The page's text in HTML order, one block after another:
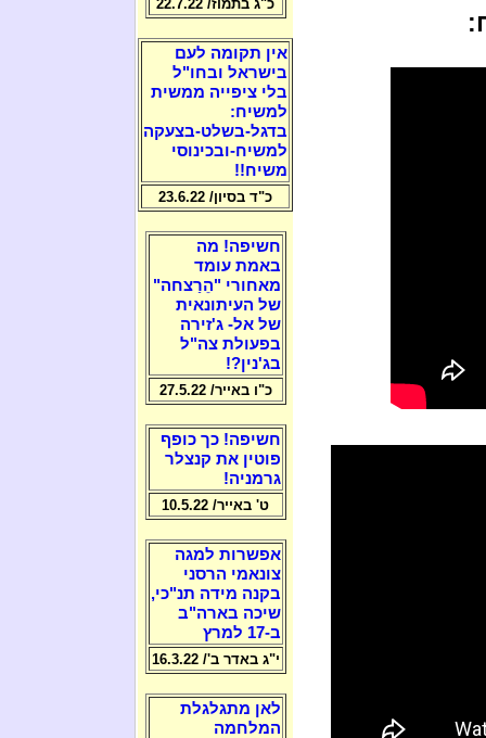
כ"ג בתמוז/ 22.7.22
אין תקומה לעם
בישראל ובחו"ל
בלי ציפייה ממשית
למשיח:
בדגל-בשלט-בצעקה
למשיח-ובכינוסי
משיח!!
כ"ד בסיון/ 23.6.22
חשיפה! מה
באמת עומד
מאחורי "הֵרַצחה"
של העיתונאית
של אל- ג'זירה
בפעולת צה"ל
בג'נין?!
כ"ו באייר/ 27.5.22
חשיפה! כך כופף
פוטין את קנצלר
גרמניה!
ט' באייר/ 10.5.22
אפשרות למגה
צונאמי הרסני
בקנה מידה תנ"כי,
שיכה בארה"ב
ב-17 למרץ
י"ג באדר ב'/ 16.3.22
לאן מתגלגלת
המלחמה